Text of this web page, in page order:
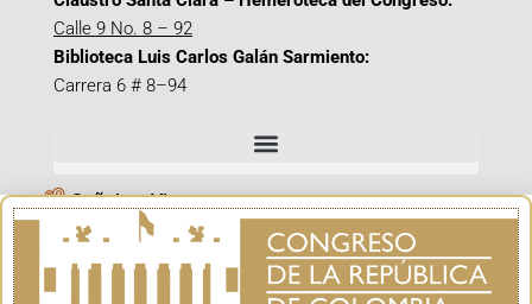
Calle 9 No. 8 – 92
Biblioteca Luis Carlos Galán Sarmiento:
Carrera 6 # 8–94
Señal en Vivo
Facebook_@CamaraColombia
Instagram_@CamaraColombia